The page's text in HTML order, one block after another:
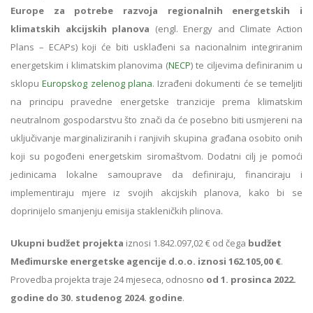
Europe za potrebe razvoja regionalnih energetskih i
klimatskih akcijskih planova (engl. Energy and Climate Action
Plans – ECAPs) koji će biti usklađeni sa nacionalnim integriranim
energetskim i klimatskim planovima (NECP) te ciljevima definiranim u
sklopuEuropskog zelenog plana. Izrađeni dokumenti će se temeljiti
na principu pravedne energetske tranzicije prema klimatskim
neutralnom gospodarstvu što znači da će posebno biti usmjereni na
uključivanje marginaliziranih i ranjivih skupina građana osobito onih
koji su pogođeni energetskim siromaštvom. Dodatni cilj je pomoći
jedinicama lokalne samouprave da definiraju, financiraju i
implementiraju mjere iz svojih akcijskih planova, kako bi se
doprinijelo smanjenju emisija stakleničkih plinova.
Ukupni budžet projekta iznosi 1.842.097,02 € od čega budžet
Međimurske energetske agencije d.o.o. iznosi 162.105,00 €.
Provedba projekta traje 24 mjeseca, odnosno od 1. prosinca 2022.
godine do 30. studenog 2024. godine.